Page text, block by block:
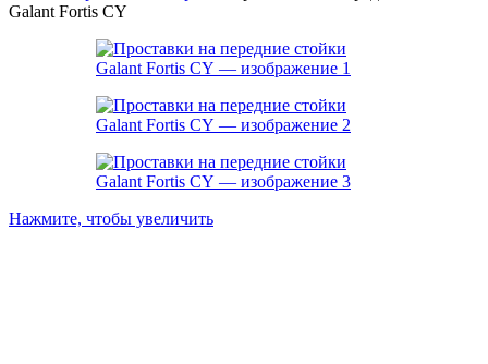
Galant Fortis CY
Нажмите, чтобы увеличить